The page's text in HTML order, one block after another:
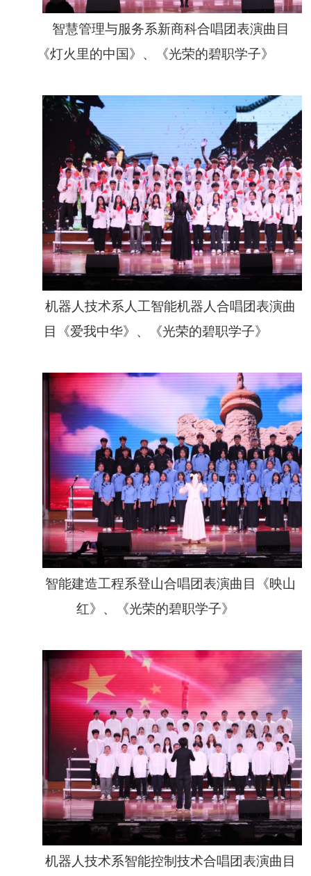
智慧管理与服务系新商科合唱团表演曲目
《灯火里的中国》、《光荣的碧职学子》
机器人技术系人工智能机器人合唱团表演曲
目《爱我中华》、《光荣的碧职学子》
智能建造工程系登山合唱团表演曲目《映山
红》、《光荣的碧职学子》
机器人技术系智能控制技术合唱团表演曲目